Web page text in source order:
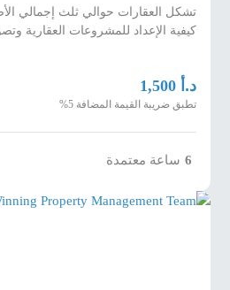
تشكل العقارات حوالي ثلث إجمالي
كيفية الإعداد للمشروعات العقارية
د.أ 1,500
تطبق ضريبة القيمة المضافة 5%
6 ساعة معتمدة